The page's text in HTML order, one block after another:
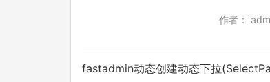
作者：
fastadmin动态创建动态下拉